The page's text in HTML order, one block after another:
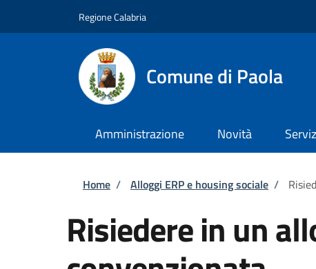
Regione Calabria
Comune di Paola
Amministrazione Novità
Briciole di pane
Home / Alloggi ERP e housing sociale /
Risiedere in un